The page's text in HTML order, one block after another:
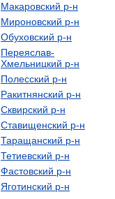
Макаровский р-н
Мироновский р-н
Обуховский р-н
Переяслав-
Хмельницкий р-н
Полесский р-н
Ракитнянский р-н
Сквирский р-н
Ставищенский р-н
Таращанский р-н
Тетиевский р-н
Фастовский р-н
Яготинский р-н